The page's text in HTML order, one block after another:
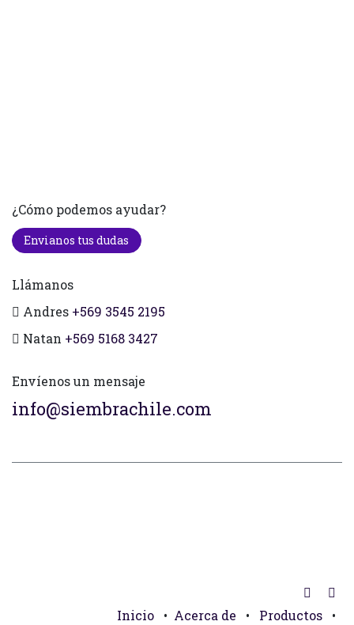
¿Cómo podemos ayudar?
Envianos tus dudas
Llámanos
Andres +569 3545 2195
Natan +569 5168 3427
Envíenos un mensaje
info@siembrachile.com
Inicio • Acerca de • Productos
•